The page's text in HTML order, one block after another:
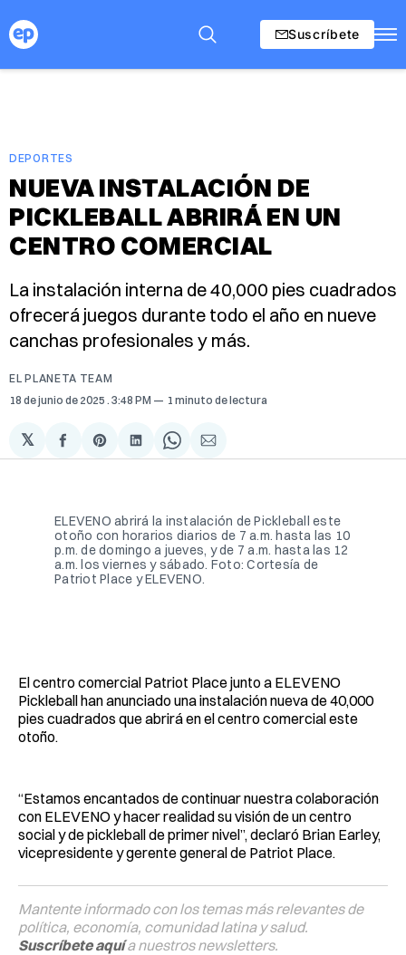
Suscríbete
DEPORTES
NUEVA INSTALACIÓN DE
PICKLEBALL ABRIRÁ EN UN
CENTRO COMERCIAL
La instalación interna de 40,000 pies cuadrados
ofrecerá juegos durante todo el año en nueve
canchas profesionales y más.
EL PLANETA TEAM
18 de junio de 2025 . 3:48 PM 1 minuto de lectura
𝕏
Compartir
en
Share
on
Compartir
en
Share
on
Compartir
via
ELEVENO abrirá la instalación de Pickleball este
otoño con horarios diarios de 7 a.m. hasta las 10
p.m. de domingo a jueves, y de 7 a.m. hasta las 12
a.m. los viernes y sábado. Foto: Cortesía de
Patriot Place y ELEVENO.
El centro comercial Patriot Place junto a ELEVENO
Pickleball han anunciado una instalación nueva de 40,000
pies cuadrados que abrirá en el centro comercial este
otoño.
“Estamos encantados de continuar nuestra colaboración
con ELEVENO y hacer realidad su visión de un centro
social y de pickleball de primer nivel”, declaró Brian Earley,
vicepresidente y gerente general de Patriot Place.
Mantente informado con los temas más relevantes de
política, economía, comunidad latina y salud.
Suscríbete aquía nuestros newsletters.